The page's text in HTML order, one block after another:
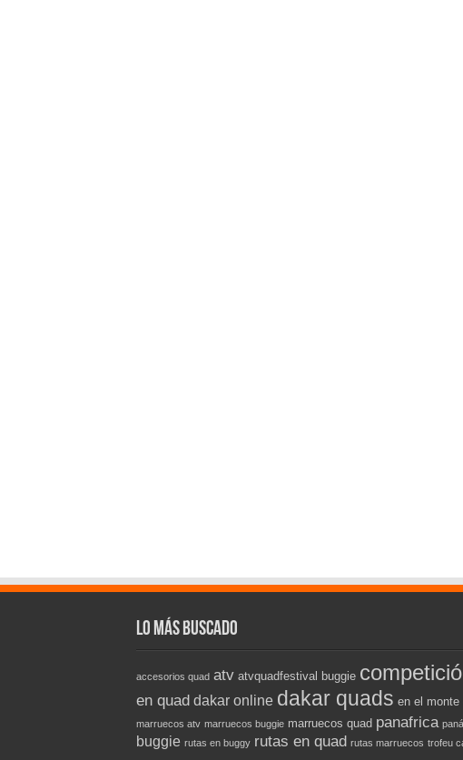
Lo más buscado
accesorios quad atv atvquadfestival buggie
en quad dakar online dakar quads en el monte
marruecos atv marruecos buggie marruecos quad panafrica
buggie rutas en buggy rutas en quad rutas marruecos trofeu